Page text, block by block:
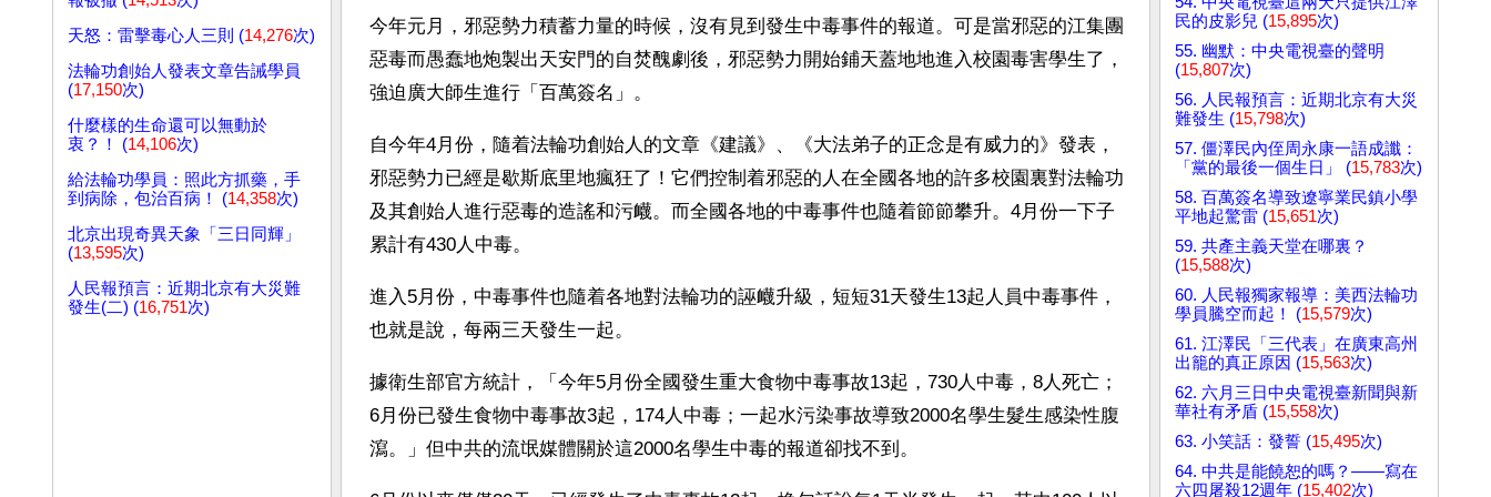
天怒：雷擊毒心人三則 (14,276次)
法輪功創始人發表文章告誡學員
(17,150次)
什麼樣的生命還可以無動於
衷？！ (14,106次)
給法輪功學員：照此方抓藥，手
到病除，包治百病！ (14,358次)
北京出現奇異天象「三日同輝」
(13,595次)
人民報預言：近期北京有大災難
發生(二) (16,751次)
今年元月，邪惡勢力積蓄力量的時候，沒有見到發生中毒事件的報道。可是當邪惡的江集團
惡毒而愚蠢地炮製出天安門的自焚醜劇後，邪惡勢力開始鋪天蓋地地進入校園毒害學生了，
強迫廣大師生進行「百萬簽名」。
自今年4月份，隨着法輪功創始人的文章《建議》、《大法弟子的正念是有威力的》發表，
邪惡勢力已經是歇斯底里地瘋狂了！它們控制着邪惡的人在全國各地的許多校園裏對法輪功
及其創始人進行惡毒的造謠和污衊。而全國各地的中毒事件也隨着節節攀升。4月份一下子
累計有430人中毒。
進入5月份，中毒事件也隨着各地對法輪功的誣衊升級，短短31天發生13起人員中毒事件，
也就是說，每兩三天發生一起。
據衛生部官方統計，「今年5月份全國發生重大食物中毒事故13起，730人中毒，8人死亡；
6月份已發生食物中毒事故3起，174人中毒；一起水污染事故導致2000名學生髮生感染性腹
瀉。」但中共的流氓媒體關於這2000名學生中毒的報道卻找不到。
民的皮影兒 (15,895次)
55. 幽默：中央電視臺的聲明
(15,807次)
56. 人民報預言：近期北京有大災
難發生 (15,798次)
57. 僵澤民內侄周永康一語成讖：
「黨的最後一個生日」 (15,783次)
58. 百萬簽名導致遼寧業民鎮小學
平地起驚雷 (15,651次)
59. 共產主義天堂在哪裏？
(15,588次)
60. 人民報獨家報導：美西法輪功
學員騰空而起！ (15,579次)
61. 江澤民「三代表」在廣東高州
出籠的真正原因 (15,563次)
62. 六月三日中央電視臺新聞與新
華社有矛盾 (15,558次)
63. 小笑話：發誓 (15,495次)
64. 中共是能饒恕的嗎？——寫在
六四屠殺12週年 (15,402次)